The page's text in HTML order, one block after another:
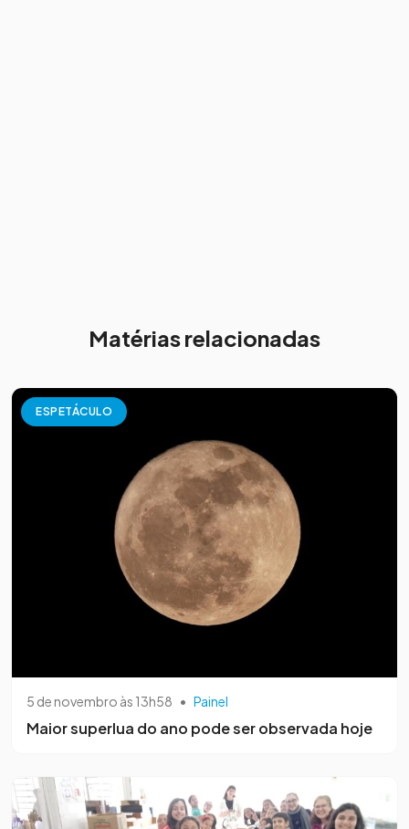
Matérias relacionadas
ESPETÁCULO
5 de novembro às 13h58 • Painel
Maior superlua do ano pode ser observada hoje